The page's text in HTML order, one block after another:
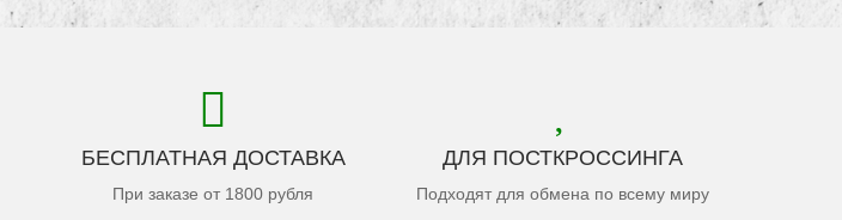
БЕСПЛАТНАЯ ДОСТАВКА
При заказе от 1800 рубля
ДЛЯ ПОСТКРОССИНГА
Подходят для обмена по всему миру